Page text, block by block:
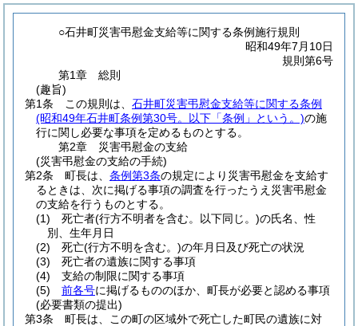
○石井町災害弔慰金支給等に関する条例施行規則
昭和49年7月10日
規則第6号
第1章
総則
(趣旨)
第1条
この規則は、 石井町災害弔慰金支給等に関する条例
(昭和49年石井町条例第30号。以下「条例」という。)の施
行に関し必要な事項を定めるものとする。
第2章
災害弔慰金の支給
(災害弔慰金の支給の手続)
第2条
町長は、 条例第3条の規定により災害弔慰金を支給す
るときは、次に掲げる事項の調査を行ったうえ災害弔慰金
の支給を行うものとする。
(1)
死亡者(行方不明者を含む。以下同じ。)の氏名、性
別、生年月日
(2)
死亡(行方不明を含む。)の年月日及び死亡の状況
(3)
死亡者の遺族に関する事項
(4)
支給の制限に関する事項
(5)
前各号に掲げるもののほか、町長が必要と認める事項
(必要書類の提出)
第3条
町長は、この町の区域外で死亡した町民の遺族に対